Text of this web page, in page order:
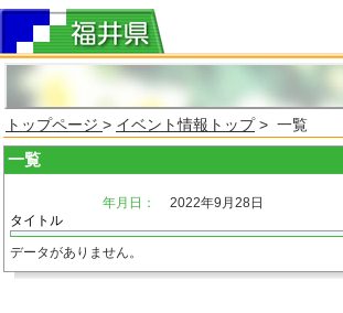
トップページ > イベント情報トップ> 一覧
一覧
年月日：
2022年9月28日
タイトル
データがありません。